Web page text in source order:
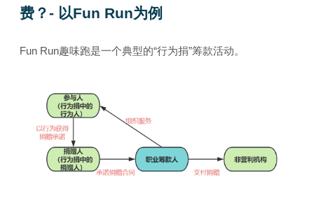
费？- 以Fun Run为例
Fun Run趣味跑是一个典型的“行为捐”筹款活动。